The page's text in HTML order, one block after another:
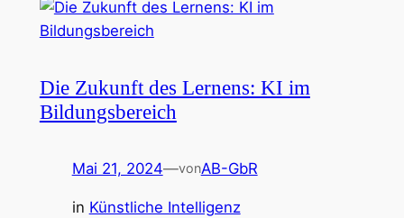
Die Zukunft des Lernens: KI im
Bildungsbereich
Mai 21, 2024—vonAB-GbR
in Künstliche Intelligenz